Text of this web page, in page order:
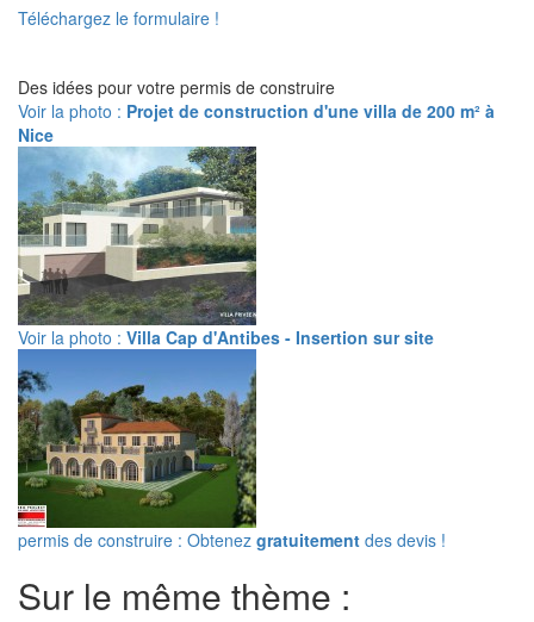
Téléchargez le formulaire !
Des idées pour votre permis de construire
Voir la photo : Projet de construction d'une villa de 200 m² à
Nice
Voir la photo : Villa Cap d'Antibes - Insertion sur site
permis de construire : Obtenez gratuitement des devis !
Sur le même thème :